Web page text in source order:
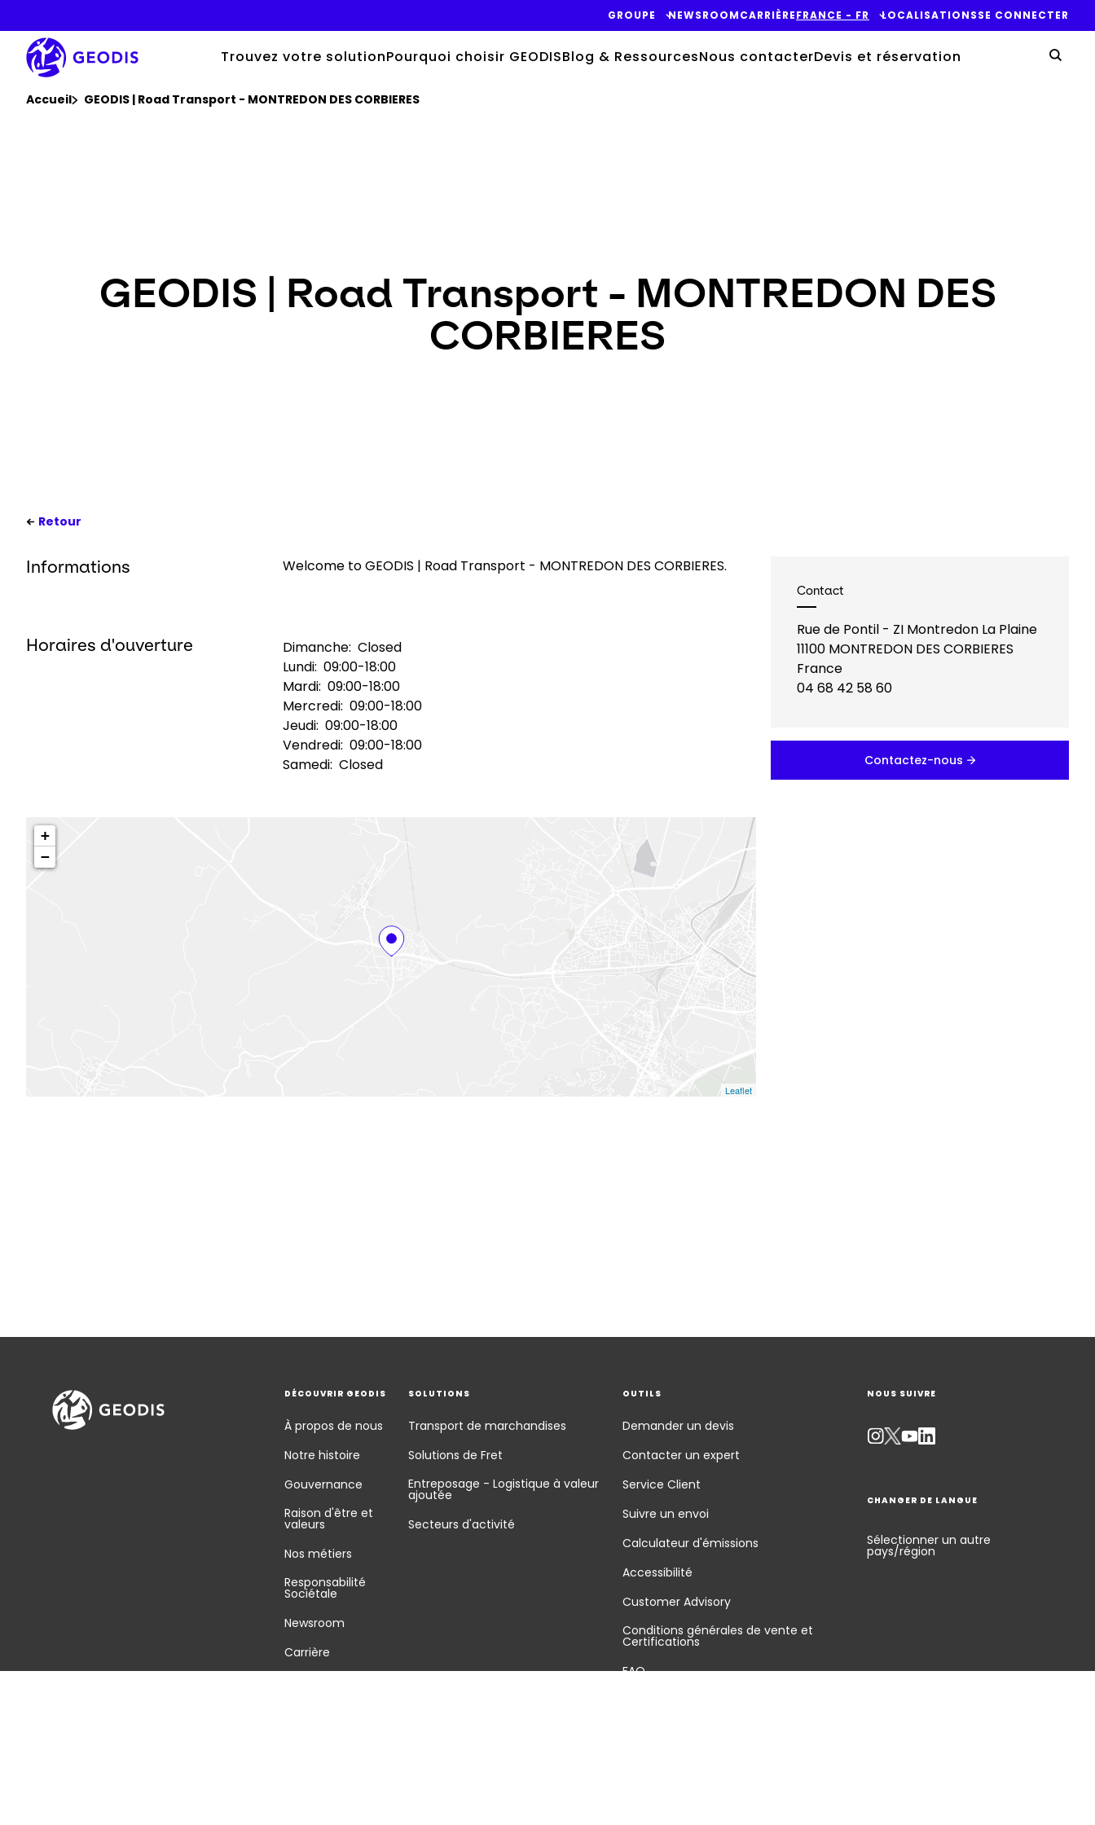
contenu
principal
GROUPE NEWSROOMCARRIÈREFRANCE - FR LOCALISATIONSSE CONNECTER​
Trouvez votre solutionPourquoi choisir GEODISBlog & RessourcesNous contacterDevis et réservation
Accueil GEODIS | Road Transport - MONTREDON DES CORBIERES
GEODIS | Road Transport - MONTREDON DES
CORBIERES
Retour
Informations Welcome to GEODIS | Road Transport - MONTREDON DES CORBIERES.
Horaires d'ouverture Dimanche:Closed
Lundi:09:00-18:00
Mardi:09:00-18:00
Mercredi:09:00-18:00
Jeudi:09:00-18:00
Vendredi:09:00-18:00
Samedi:Closed
+
−
Leaflet
Contact
Rue de Pontil - ZI Montredon La Plaine
11100 MONTREDON DES CORBIERES
France
04 68 42 58 60
Contactez-nous
DÉCOUVRIR GEODIS
À propos de nous
Notre histoire
Gouvernance
Raison d'être et
valeurs
Nos métiers
Responsabilité
Sociétale
Newsroom
Carrière
SOLUTIONS
Transport de marchandises
Solutions de Fret
Entreposage - Logistique à valeur
ajoutée
Secteurs d'activité
OUTILS
Demander un devis
Contacter un expert
Service Client
Suivre un envoi
Calculateur d'émissions
Accessibilité
Customer Advisory
Conditions générales de vente et
Certifications
FAQ
NOUS SUIVRE
CHANGER DE LANGUE
Sélectionner un autre
pays/région